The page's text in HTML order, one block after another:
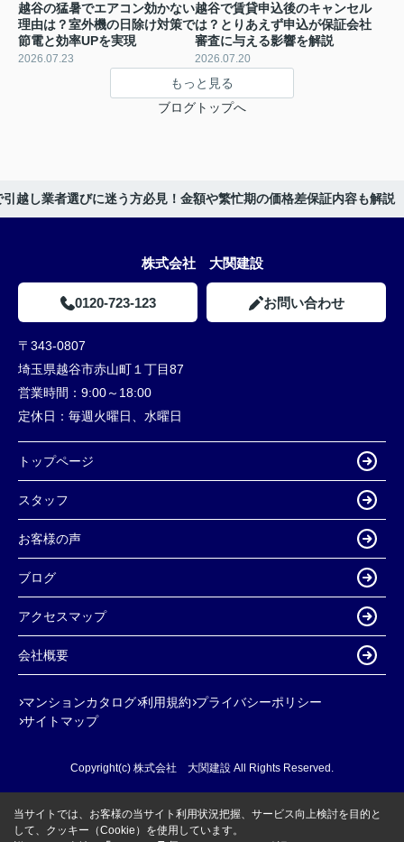
越谷の猛暑でエアコン効かない
理由は？室外機の日除け対策で
節電と効率UPを実現
2026.07.23
越谷で賃貸申込後のキャンセル
は？とりあえず申込が保証会社
審査に与える影響を解説
2026.07.20
もっと見る
ブログトップへ
越し業者選びに迷う方必見！金額や繁忙期の価格差保証内容も解説
株式会社 大関建設
0120-723-123 お問い合わせ
〒343-0807
埼玉県越谷市赤山町１丁目87
営業時間： 9:00～18:00
定休日： 毎週火曜日、水曜日
トップページ
スタッフ
お客様の声
ブログ
アクセスマップ
会社概要
マンションカタログ 利用規約 プライバシーポリシー
サイトマップ
Copyright(c) 株式会社 大関建設 All Rights Reserved.
当サイトでは、お客様の当サイト利用状況把握、サービス向上検討を目的と
して、クッキー（Cookie）を使用しています。